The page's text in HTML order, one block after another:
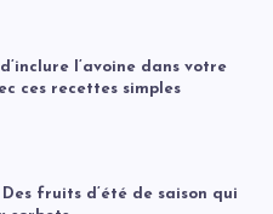
l’avoine dans votre
ces recettes simples
Des fruits d’été de saison qui